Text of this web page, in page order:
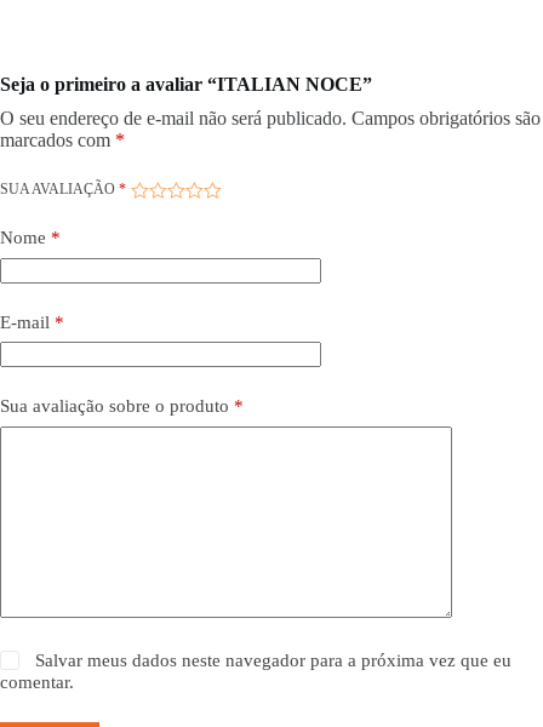
Seja o primeiro a avaliar “ITALIAN NOCE”
O seu endereço de e-mail não será publicado. Campos obrigatórios são
marcados com *
SUA AVALIAÇÃO *
Nome *
E-mail *
Sua avaliação sobre o produto *
Salvar meus dados neste navegador para a próxima vez que eu
comentar.